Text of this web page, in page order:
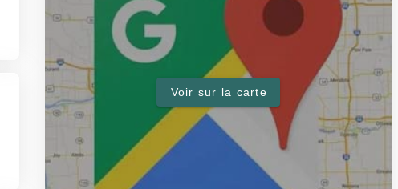
Voir sur la carte